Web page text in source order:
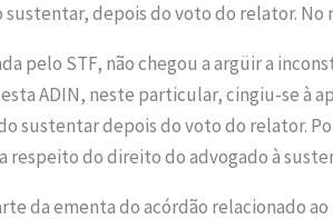
depois do voto do relator. No
pelo STF, não chegou a argüir a
ADIN, neste particular, cingiu-se à
sustentar depois do voto do relator.
do direito do advogado à
da ementa do acórdão relacionado